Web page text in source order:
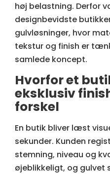
høj belastning. Derfor
designbevidste
gulvløsninger, hvor
tekstur og finish er
samlede koncept.
Hvorfor et
eksklusiv
forskel
En butik bliver læst
sekunder. Kunden
stemning, niveau og
øjeblikkeligt, og gulvet